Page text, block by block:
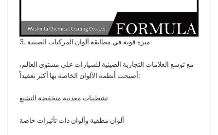
3. ميزة قوية في مطابقة ألوان المركبات الصينية
مع توسع العلامات التجارية الصينية للسيارات على مستوى العالم،
أصبحت أنظمة الألوان الخاصة بها أكثر تعقيداً:
تشطيبات معدنية منخفضة التشبع
ألوان مطفية وألوان ذات تأثيرات خاصة